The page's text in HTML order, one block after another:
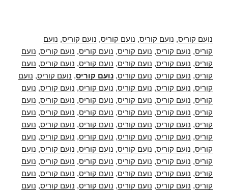
נועם קוריס, נועם קוריס, נועם קוריס, נועם קוריס, נועם
קוריס, נועם קוריס, נועם קוריס, נועם קוריס, נועם קוריס, נועם
קוריס, נועם קוריס, נועם קוריס, נועם קוריס, נועם קוריס, נועם
קוריס, נועם קוריס, נועם קוריס, נועם קוריס, נועם קוריס, נועם
קוריס, נועם קוריס, נועם קוריס, נועם קוריס, נועם קוריס, נועם
קוריס, נועם קוריס, נועם קוריס, נועם קוריס, נועם קוריס, נועם
קוריס, נועם קוריס, נועם קוריס, נועם קוריס, נועם קוריס, נועם
קוריס, נועם קוריס, נועם קוריס, נועם קוריס, נועם קוריס, נועם
קוריס, נועם קוריס, נועם קוריס, נועם קוריס, נועם קוריס, נועם
קוריס, נועם קוריס, נועם קוריס, נועם קוריס, נועם קוריס, נועם
קוריס, נועם קוריס, נועם קוריס, נועם קוריס, נועם קוריס, נועם
קוריס, נועם קוריס, נועם קוריס, נועם קוריס, נועם קוריס, נועם
קוריס, נועם קוריס, נועם קוריס, נועם קוריס, נועם קוריס, נועם